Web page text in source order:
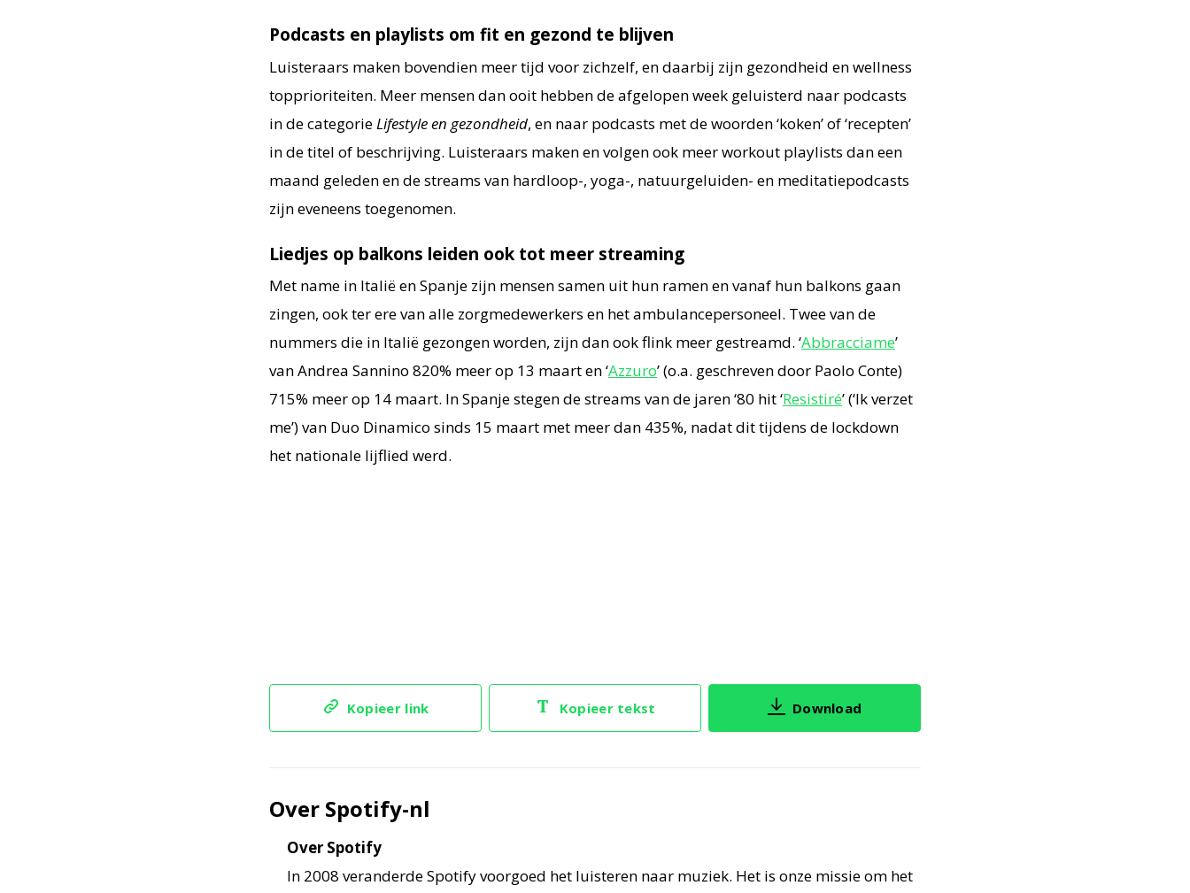
Podcasts en playlists om fit en gezond te blijven
Luisteraars maken bovendien meer tijd voor zichzelf, en daarbij zijn gezondheid en wellness
topprioriteiten. Meer mensen dan ooit hebben de afgelopen week geluisterd naar podcasts
in de categorie Lifestyle en gezondheid, en naar podcasts met de woorden ‘koken’ of ‘recepten’
in de titel of beschrijving. Luisteraars maken en volgen ook meer workout playlists dan een
maand geleden en de streams van hardloop-, yoga-, natuurgeluiden- en meditatiepodcasts
zijn eveneens toegenomen.
Liedjes op balkons leiden ook tot meer streaming
Met name in Italië en Spanje zijn mensen samen uit hun ramen en vanaf hun balkons gaan
zingen, ook ter ere van alle zorgmedewerkers en het ambulancepersoneel. Twee van de
nummers die in Italië gezongen worden, zijn dan ook flink meer gestreamd. ‘Abbracciame’
van Andrea Sannino 820% meer op 13 maart en ‘Azzuro’ (o.a. geschreven door Paolo Conte)
715% meer op 14 maart. In Spanje stegen de streams van de jaren ‘80 hit ‘Resistiré’ (‘Ik verzet
me’) van Duo Dinamico sinds 15 maart met meer dan 435%, nadat dit tijdens de lockdown
het nationale lijflied werd.
Kopieer link Kopieer tekst Download
Over Spotify-nl
Over Spotify
In 2008 veranderde Spotify voorgoed het luisteren naar muziek. Het is onze missie om het